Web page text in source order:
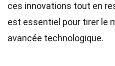
ces innovations tout en
est essentiel pour tirer le
avancée technologique.